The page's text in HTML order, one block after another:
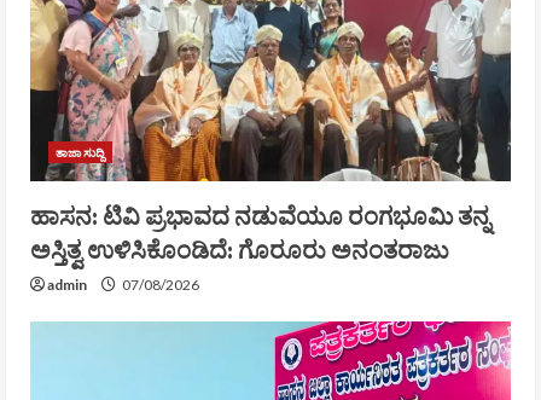
ತಾಜಾ ಸುದ್ದಿ
ಹಾಸನ: ಟಿವಿ ಪ್ರಭಾವದ ನಡುವೆಯೂ ರಂಗಭೂಮಿ ತನ್ನ
ಅಸ್ತಿತ್ವ ಉಳಿಸಿಕೊಂಡಿದೆ: ಗೊರೂರು ಅನಂತರಾಜು
admin 07/08/2026